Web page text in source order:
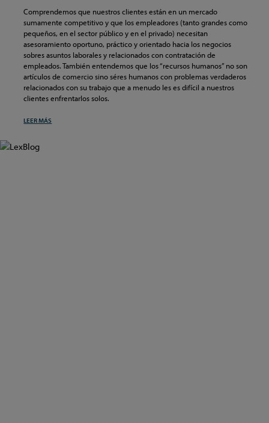
Comprendemos que nuestros clientes están en un mercado
sumamente competitivo y que los empleadores (tanto grandes como
pequeños, en el sector público y en el privado) necesitan
asesoramiento oportuno, práctico y orientado hacia los negocios
sobres asuntos laborales y relacionados con contratación de
empleados. También entendemos que los “recursos humanos” no son
artículos de comercio sino séres humanos con problemas verdaderos
relacionados con su trabajo que a menudo les es difícil a nuestros
clientes enfrentarlos solos.
LEER MÁS